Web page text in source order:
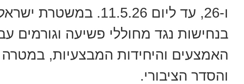
ו-26, עד ליום 11.5.26.
בנחישות נגד מחוללי פשיעה וגורמים
האמצעים והיחידות המבצעיות, במטרה
והסדר הציבורי.